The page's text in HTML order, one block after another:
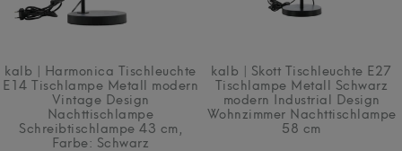
kalb | Harmonica Tischleuchte
E14 Tischlampe Metall modern
Vintage Design
Nachttischlampe
Schreibtischlampe 43 cm ,
Farbe: Schwarz
kalb | Skott Tischleuchte E27
Tischlampe Metall Schwarz
modern Industrial Design
Wohnzimmer Nachttischlampe
58 cm